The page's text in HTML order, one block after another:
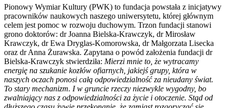
Pionowy Wymiar Kultury (PWK) to fundacja powstała z inicjatywy
pracowników naukowych naszego uniwersytetu, której głównym
celem jest pomoc w rozwoju duchowym. Trzon fundacji stanowi
grono doktorów: dr Joanna Bielska-Krawczyk, dr Mirosław
Krawczyk, dr Ewa Dryglas-Komorowska, dr Małgorzata Lisecka
oraz dr Anna Żurawska. Zapytana o powód założenia fundacji dr
Bielska-Krawczyk stwierdziła: Mierzi mnie to, że wytracamy
energię na szukanie kozłów ofiarnych, jakiejś grupy, która w
naszych oczach ponosi całą odpowiedzialność za nieudany świat.
To stary mechanizm. I w gruncie rzeczy niezwykle wygodny, bo
zwalniający nas z odpowiedzialności za życie i otoczenie. Stąd od